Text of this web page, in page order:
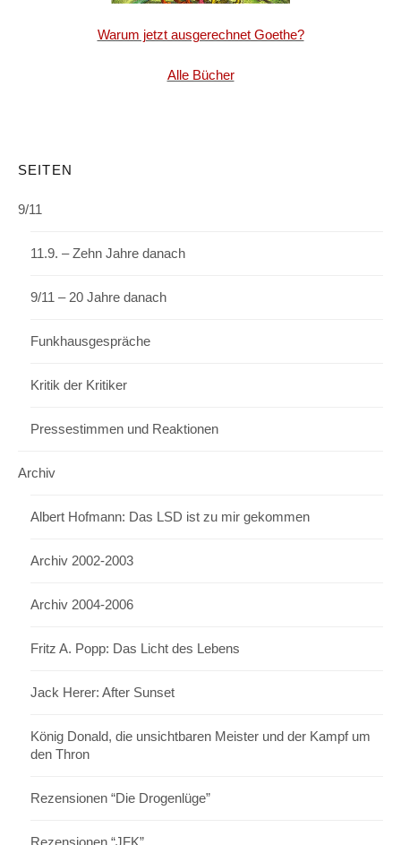
Warum jetzt ausgerechnet Goethe?
Alle Bücher
SEITEN
9/11
11.9. – Zehn Jahre danach
9/11 – 20 Jahre danach
Funkhausgespräche
Kritik der Kritiker
Pressestimmen und Reaktionen
Archiv
Albert Hofmann: Das LSD ist zu mir gekommen
Archiv 2002-2003
Archiv 2004-2006
Fritz A. Popp: Das Licht des Lebens
Jack Herer: After Sunset
König Donald, die unsichtbaren Meister und der Kampf um
den Thron
Rezensionen “Die Drogenlüge”